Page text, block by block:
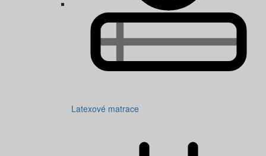
Latexové matrace